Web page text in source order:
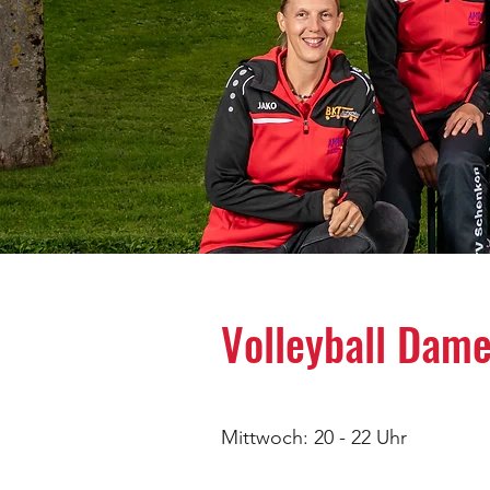
Volleyball
Mittwoch: 20 - 22 Uhr